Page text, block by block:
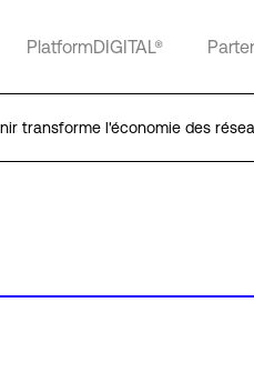
PlatformDIGITAL®
transforme l'économie des